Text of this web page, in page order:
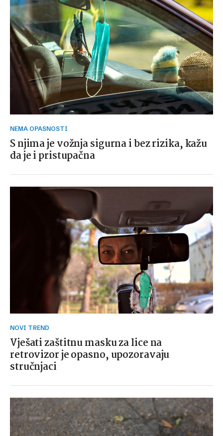
NEMA OPASNOSTI
S njima je vožnja sigurna i bez rizika, kažu
da je i pristupačna
NOVI TREND
Vješati zaštitnu masku za lice na
retrovizor je opasno, upozoravaju
stručnjaci